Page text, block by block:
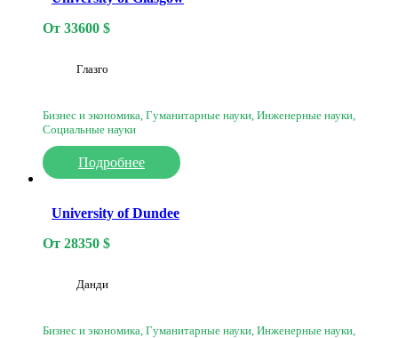
От 33600 $
Глазго
Бизнес и экономика, Гуманитарные науки, Инженерные науки,
Социальные науки
Подробнее
University of Dundee
От 28350 $
Данди
Бизнес и экономика, Гуманитарные науки, Инженерные науки,